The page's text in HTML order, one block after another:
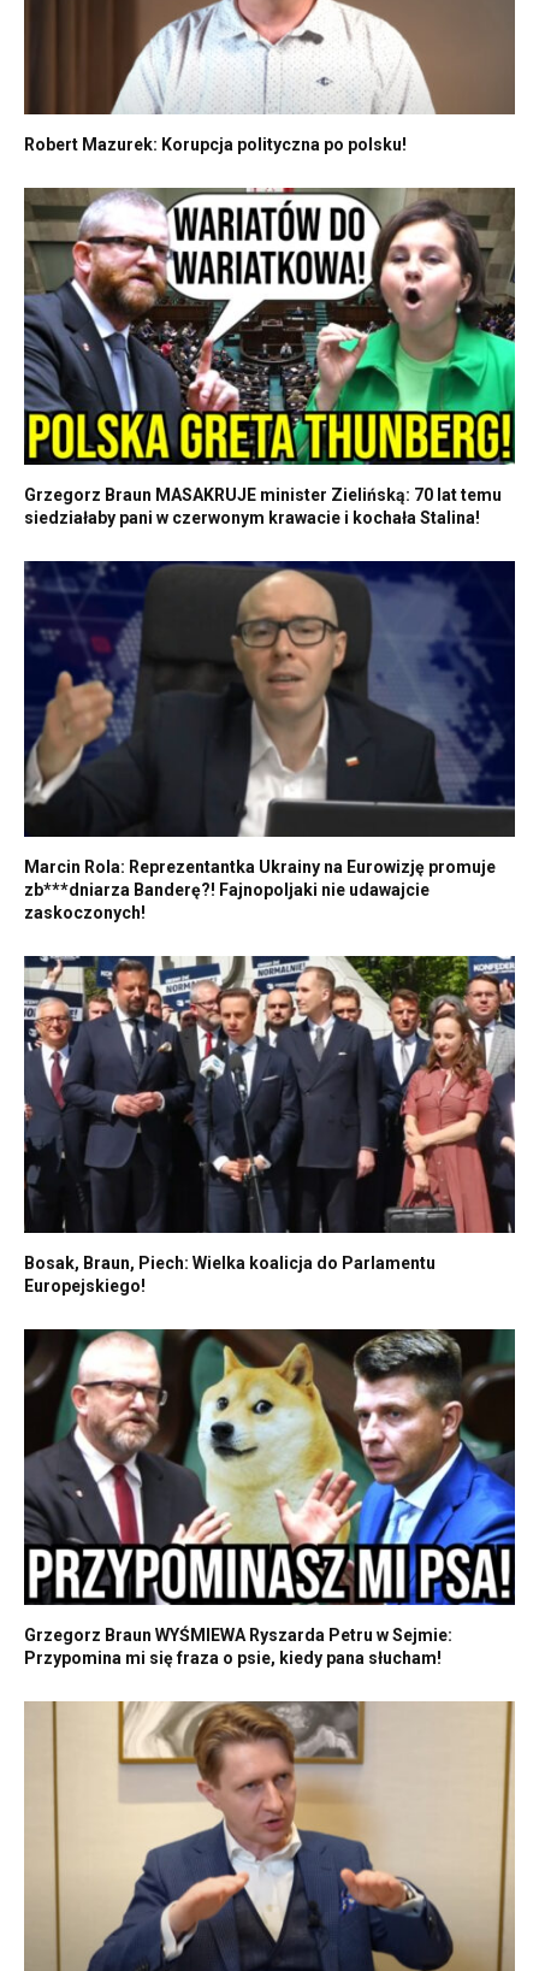
Robert Mazurek: Korupcja polityczna po polsku!
Grzegorz Braun MASAKRUJE minister Zielińską: 70 lat temu
siedziałaby pani w czerwonym krawacie i kochała Stalina!
Marcin Rola: Reprezentantka Ukrainy na Eurowizję promuje
zb***dniarza Banderę?! Fajnopoljaki nie udawajcie
zaskoczonych!
Bosak, Braun, Piech: Wielka koalicja do Parlamentu
Europejskiego!
Grzegorz Braun WYŚMIEWA Ryszarda Petru w Sejmie:
Przypomina mi się fraza o psie, kiedy pana słucham!